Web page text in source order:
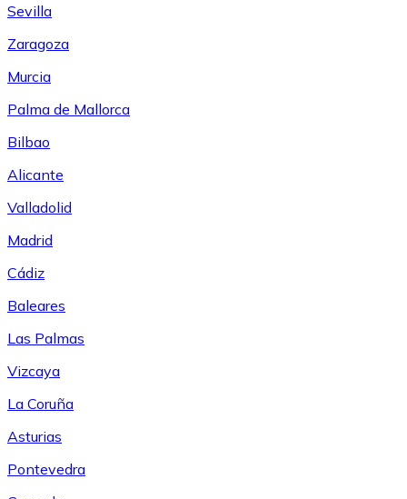
Sevilla
Zaragoza
Murcia
Palma de Mallorca
Bilbao
Alicante
Valladolid
Madrid
Cádiz
Baleares
Las Palmas
Vizcaya
La Coruña
Asturias
Pontevedra